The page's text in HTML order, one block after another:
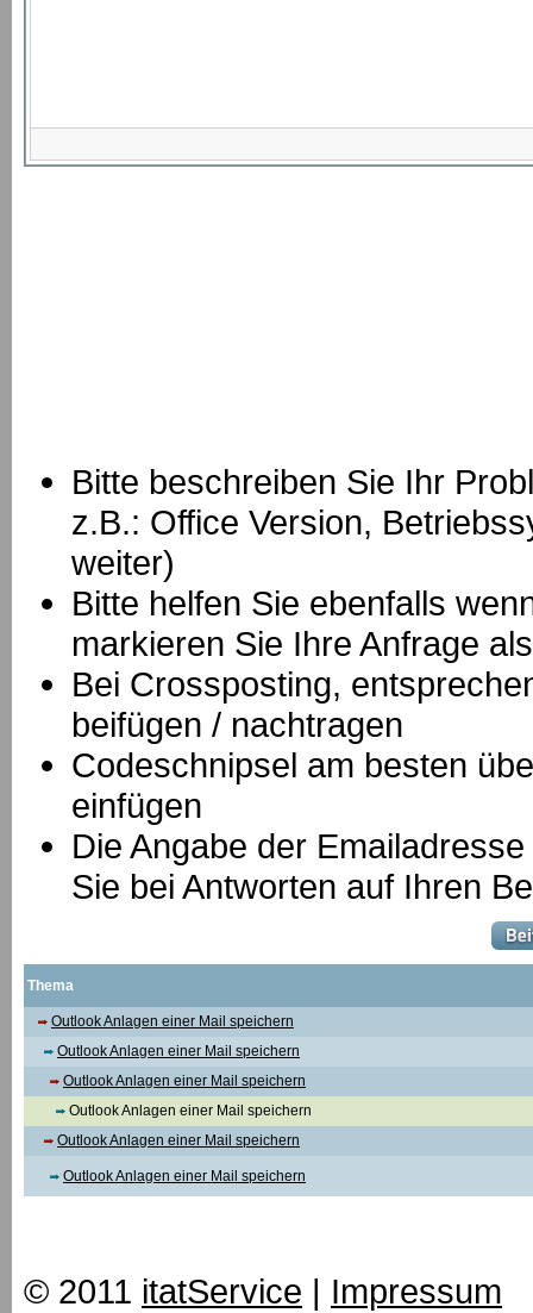
Bitte beschreiben Sie Ihr
z.B.: Office Version,
weiter)
Bitte helfen Sie ebenfalls
markieren Sie Ihre Anfrage
Bei Crossposting,
beifügen / nachtragen
Codeschnipsel am besten
einfügen
Die Angabe der
Sie bei Antworten auf Ihren
Thema
Outlook Anlagen einer Mail speichern
Outlook Anlagen einer Mail speichern
Outlook Anlagen einer Mail speichern
Outlook Anlagen einer Mail speichern
Outlook Anlagen einer Mail speichern
Outlook Anlagen einer Mail speichern
© 2011 itatService | Impressum